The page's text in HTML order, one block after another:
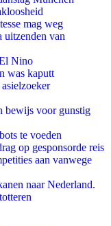
mag weg
uitzenden van
Nino
was kaputt
bewijs voor gunstig
te voeden
op gesponsorde reis
aan vanwege
naar Nederland.